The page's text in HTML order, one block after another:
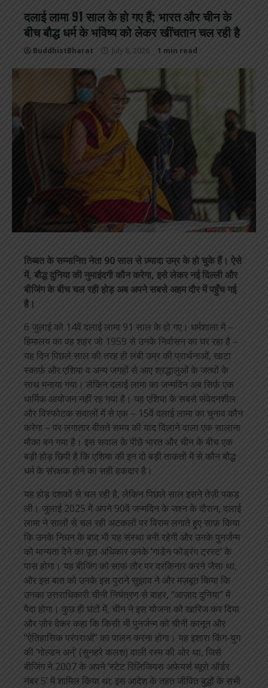
दलाई लामा 91 साल के हो गए हैं; भारत और चीन के
बीच बौद्ध धर्म के भविष्य को लेकर खींचतान चल रही है
BuddhistBharat July 8, 2026 1 min read
तिब्बत के सम्मानित नेता 90 साल से ज़्यादा उम्र के हो चुके हैं। ऐसे
में, बौद्ध दुनिया की नुमाइंदगी कौन करेगा, इसे लेकर नई दिल्ली और
बीजिंग के बीच चल रही होड़ अब अपने सबसे अहम दौर में पहुँच गई
है।
6 जुलाई को 14वें दलाई लामा 91 साल के हो गए। धर्मशाला में –
हिमालय का वह शहर जो 1959 से उनके निर्वासन का घर रहा है –
यह दिन पिछले साल की तरह ही लंबी उम्र की प्रार्थनाओं, खाटा
स्कार्फ़ और एशिया व अन्य जगहों से आए श्रद्धालुओं के जत्थों के
साथ मनाया गया। लेकिन दलाई लामा का जन्मदिन अब सिर्फ़ एक
धार्मिक आयोजन नहीं रह गया है। यह एशिया के सबसे संवेदनशील
और विस्फोटक सवालों में से एक – 15वें दलाई लामा का चुनाव कौन
करेगा – पर लगातार बीतते समय की याद दिलाने वाला एक सालाना
मौका बन गया है। इस सवाल के पीछे भारत और चीन के बीच एक
बड़ी होड़ छिपी है कि एशिया की इन दो बड़ी ताकतों में से कौन बौद्ध
धर्म के संरक्षक होने का सही हकदार है।
यह होड़ दशकों से चल रही है, लेकिन पिछले साल इसने तेज़ी पकड़
ली। जुलाई 2025 में अपने 90वें जन्मदिन के जश्न के दौरान, दलाई
लामा ने सालों से चल रही अटकलों पर विराम लगाते हुए साफ़ किया
कि उनके निधन के बाद भी यह संस्था बनी रहेगी और उनके पुनर्जन्म
को मान्यता देने का पूरा अधिकार उनके ‘गाडेन फोड्रंग ट्रस्ट’ के
पास होगा। यह बीजिंग को साफ़ तौर पर दरकिनार करने जैसा था,
और इस बात को उनके इस पुराने सुझाव ने और मज़बूत किया कि
उनका उत्तराधिकारी चीनी नियंत्रण से बाहर, “आज़ाद दुनिया” में
पैदा होगा। कुछ ही घंटों में, चीन ने इस योजना को खारिज कर दिया
और ज़ोर देकर कहा कि किसी भी पुनर्जन्म को चीनी कानून और
“ऐतिहासिक परंपराओं” का पालन करना होगा। यह इशारा किंग-युग
की ‘गोल्डन अर्न्’ (सुनहरे कलश) वाली रस्म की ओर था, जिसे
बीजिंग ने 2007 के अपने ‘स्टेट रिलिजियस अफेयर्स ब्यूरो ऑर्डर
नंबर 5’ में शामिल किया था; इस आदेश के तहत जीवित बुद्धों के सभी